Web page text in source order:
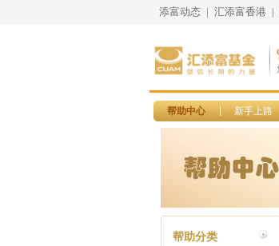
添富动态 | 汇添富香港 |
帮助中心 新手上路
帮助分类